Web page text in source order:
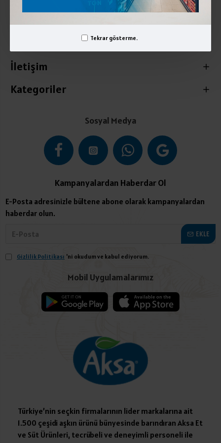
Tekrar gösterme.
Üyelik İşlemleri
İletişim
Kategoriler
Sosyal Medya
Kampanyalardan Haberdar Ol
E-Posta adresinizle bültene abone olarak kampanyalardan
haberdar olun.
EKLE
Gizlilik Politikası 'ni okudum ve kabul ediyorum.
Mobil Uygulamalarımız
Türkiye’nin seçkin firmalarının lider markalarına ait
1.500 çeşidi aşkın ürünü bünyesinde barındıran Aksa Et
ve Süt Ürünleri, tecrübeli ve deneyimli personeli ile